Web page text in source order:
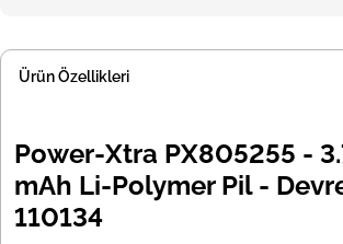
Ürün Özellikleri
Power-Xtra PX805255 -
mAh Li-Polymer Pil -
110134